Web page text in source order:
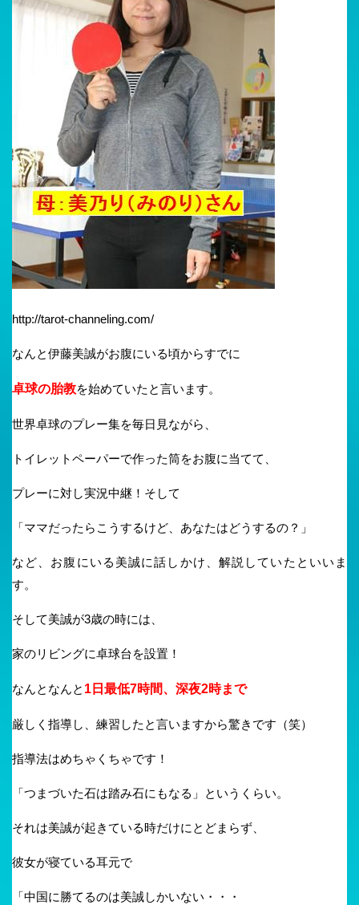
http://tarot-channeling.com/
なんと伊藤美誠がお腹にいる頃からすでに
卓球の胎教を始めていたと言います。
世界卓球のプレー集を毎日見ながら、
トイレットペーパーで作った筒をお腹に当てて、
プレーに対し実況中継！そして
「ママだったらこうするけど、あなたはどうするの？」
など、お腹にいる美誠に話しかけ、解説していたといいま
す。
そして美誠が3歳の時には、
家のリビングに卓球台を設置！
なんとなんと 1日最低7時間、深夜2時まで
厳しく指導し、練習したと言いますから驚きです（笑）
指導法はめちゃくちゃです！
「つまづいた石は踏み石にもなる」というくらい。
それは美誠が起きている時だけにとどまらず、
彼女が寝ている耳元で
「中国に勝てるのは美誠しかいない・・・